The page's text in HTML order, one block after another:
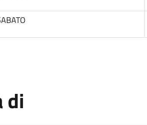
di